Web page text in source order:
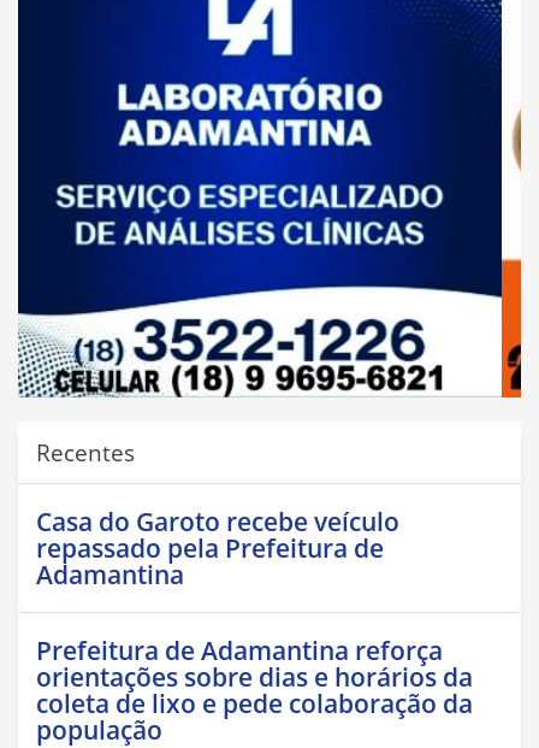
Recentes
Casa do Garoto recebe veículo
repassado pela Prefeitura de
Adamantina
Prefeitura de Adamantina reforça
orientações sobre dias e horários da
coleta de lixo e pede colaboração da
população